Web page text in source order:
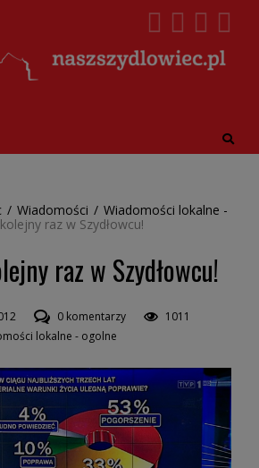
/ Wiadomości / Wiadomości lokalne -
raz w Szydłowcu!
raz w Szydłowcu!
0 komentarzy
1011
lokalne - ogolne